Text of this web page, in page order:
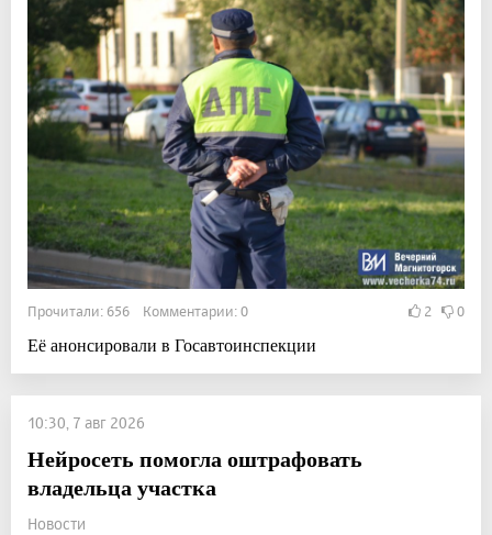
Прочитали: 656 Комментарии: 0 2 0
Её анонсировали в Госавтоинспекции
10:30, 7 авг 2026
Нейросеть помогла оштрафовать
владельца участка
Новости